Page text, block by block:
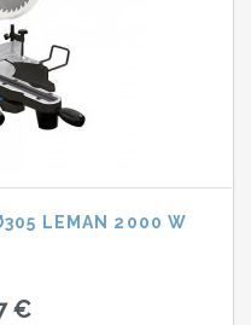
LEMAN 2000 W
€